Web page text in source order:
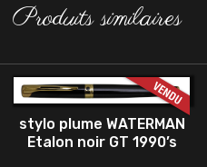
Produits similaires
stylo plume WATERMAN
Etalon noir GT 1990’s